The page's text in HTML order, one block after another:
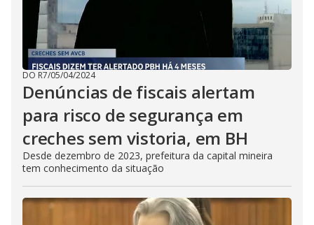
DO R7/05/04/2024
Denúncias de fiscais alertam
para risco de segurança em
creches sem vistoria, em BH
Desde dezembro de 2023, prefeitura da capital mineira
tem conhecimento da situação